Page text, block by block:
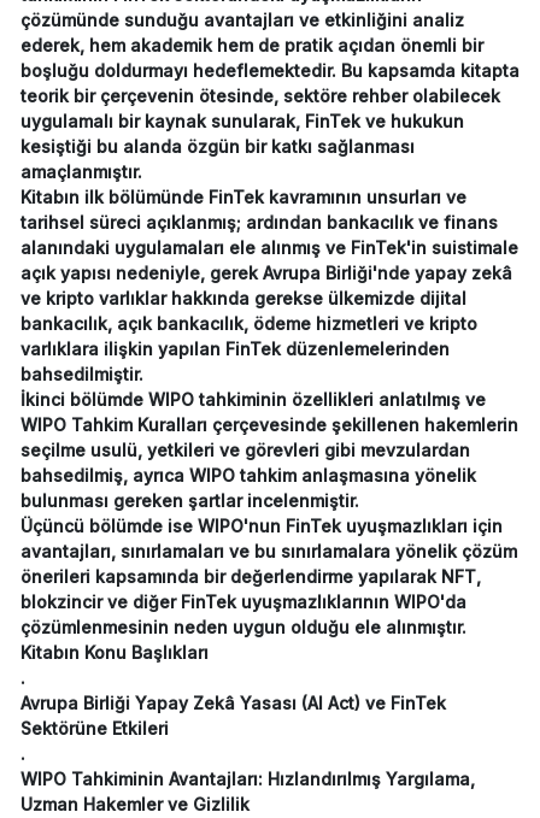
çözümünde sunduğu avantajları ve etkinliğini analiz
ederek, hem akademik hem de pratik açıdan önemli bir
boşluğu doldurmayı hedeflemektedir. Bu kapsamda kitapta
teorik bir çerçevenin ötesinde, sektöre rehber olabilecek
uygulamalı bir kaynak sunularak, FinTek ve hukukun
kesiştiği bu alanda özgün bir katkı sağlanması
amaçlanmıştır.
Kitabın ilk bölümünde FinTek kavramının unsurları ve
tarihsel süreci açıklanmış; ardından bankacılık ve finans
alanındaki uygulamaları ele alınmış ve FinTek'in suistimale
açık yapısı nedeniyle, gerek Avrupa Birliği'nde yapay zekâ
ve kripto varlıklar hakkında gerekse ülkemizde dijital
bankacılık, açık bankacılık, ödeme hizmetleri ve kripto
varlıklara ilişkin yapılan FinTek düzenlemelerinden
bahsedilmiştir.
İkinci bölümde WIPO tahkiminin özellikleri anlatılmış ve
WIPO Tahkim Kuralları çerçevesinde şekillenen hakemlerin
seçilme usulü, yetkileri ve görevleri gibi mevzulardan
bahsedilmiş, ayrıca WIPO tahkim anlaşmasına yönelik
bulunması gereken şartlar incelenmiştir.
Üçüncü bölümde ise WIPO'nun FinTek uyuşmazlıkları için
avantajları, sınırlamaları ve bu sınırlamalara yönelik çözüm
önerileri kapsamında bir değerlendirme yapılarak NFT,
blokzincir ve diğer FinTek uyuşmazlıklarının WIPO'da
çözümlenmesinin neden uygun olduğu ele alınmıştır.
Kitabın Konu Başlıkları
.
Avrupa Birliği Yapay Zekâ Yasası (AI Act) ve FinTek
Sektörüne Etkileri
.
WIPO Tahkiminin Avantajları: Hızlandırılmış Yargılama,
Uzman Hakemler ve Gizlilik